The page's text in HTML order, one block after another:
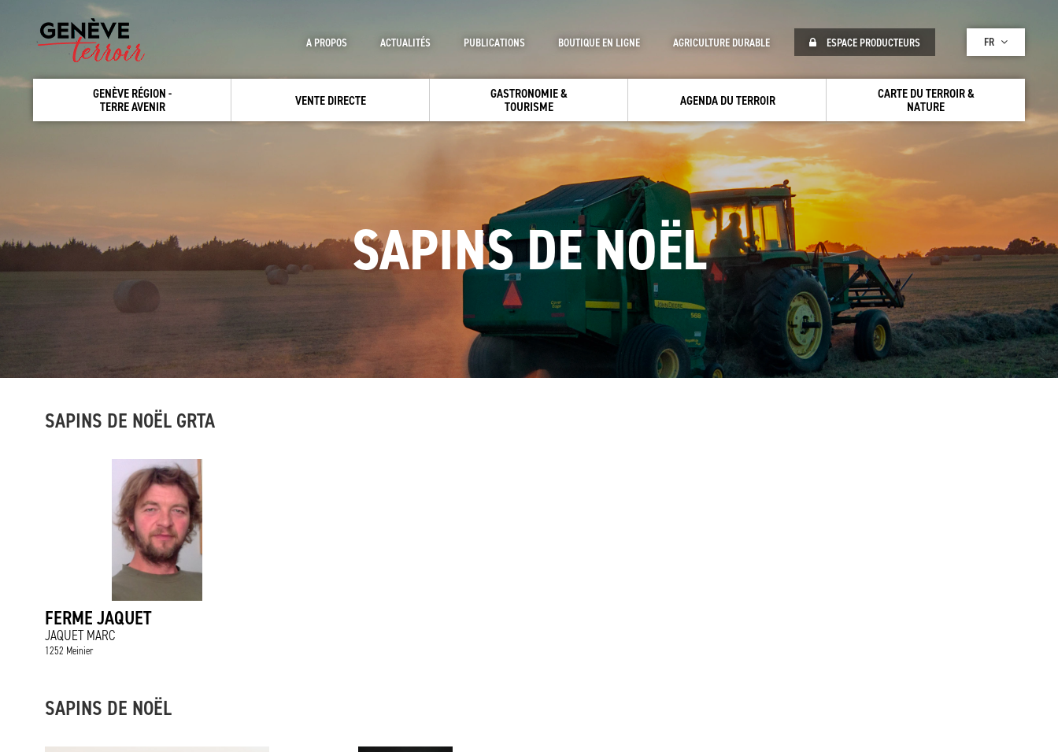
GENÈVE RÉGION -
TERRE AVENIR
VENTE DIRECTE
GASTRONOMIE &
TOURISME
AGENDA DU TERROIR
CARTE DU TERROIR &
NATURE
A PROPOS ACTUALITÉS PUBLICATIONS BOUTIQUE EN LIGNE AGRICULTURE DURABLE ESPACE PRODUCTEURS FR
SAPINS DE NOËL
SAPINS DE NOËL GRTA
FERME JAQUET
JAQUET MARC
1252 Meinier
SAPINS DE NOËL